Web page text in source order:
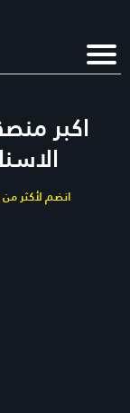
اكبر
انضم لأكثر من